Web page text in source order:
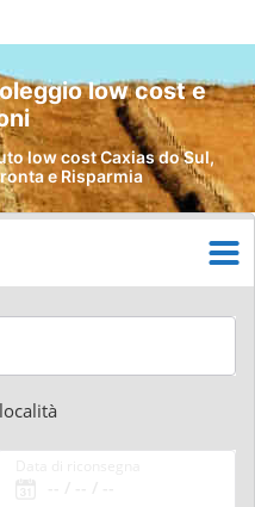
low cost e
low cost Caxias do Sul,
e Risparmia